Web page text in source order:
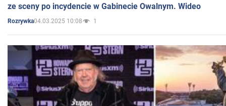
ze sceny po incydencie w Gabinecie Owalnym. Wideo
Rozrywka04.03.2025 10:08 1